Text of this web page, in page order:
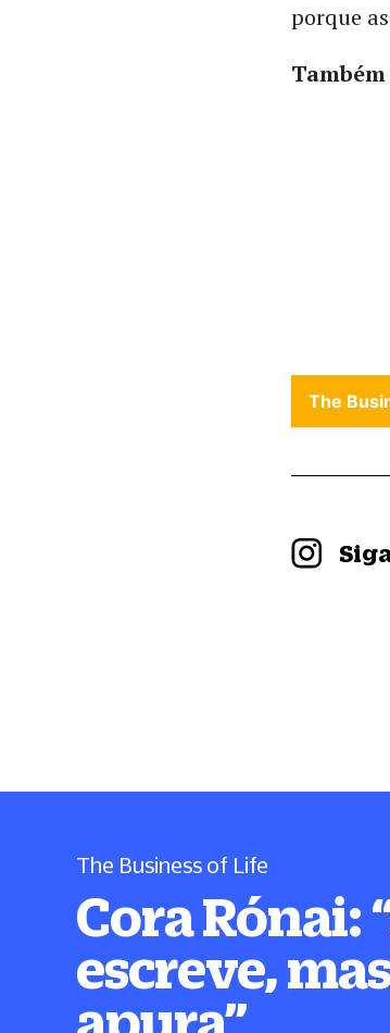
porque
The
The Business of Life
Cora Rónai:“
escreve,
apura”